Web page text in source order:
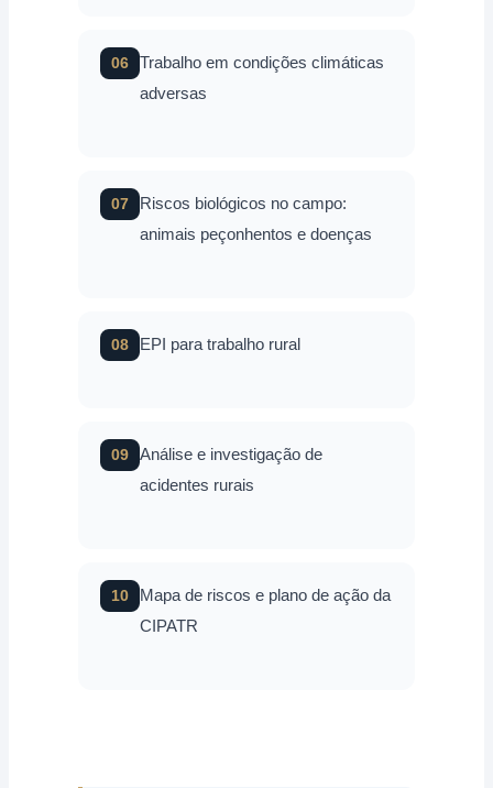
06
Trabalho em condições climáticas
adversas
07
Riscos biológicos no campo:
animais peçonhentos e doenças
08 EPI para trabalho rural
09
Análise e investigação de
acidentes rurais
10
Mapa de riscos e plano de ação da
CIPATR